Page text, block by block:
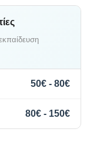
50€ - 80€
80€ - 150€